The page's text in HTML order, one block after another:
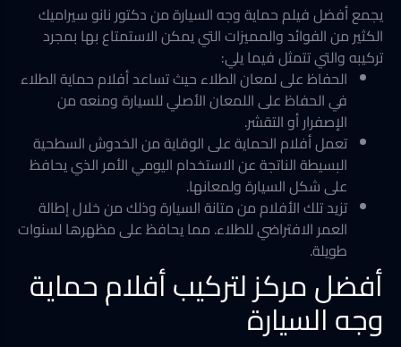
يجمع أفضل فيلم حماية وجه السيارة من دكتور نانو سيراميك
الكثير من الفوائد والمميزات التي يمكن الاستمتاع بها بمجرد
تركيبه والتي تتمثل فيما يلي:
الحفاظ على لمعان الطلاء حيث تساعد أفلام حماية الطلاء
في الحفاظ على اللمعان الأصلي للسيارة ومنعه من
الإصفرار أو التقشر.
تعمل أفلام الحماية على الوقاية من الخدوش السطحية
البسيطة الناتجة عن الاستخدام اليومي الأمر الذي يحافظ
على شكل السيارة ولمعانها.
تزيد تلك الأفلام من متانة السيارة وذلك من خلال إطالة
العمر الافتراضي للطلاء. مما يحافظ على مظهرها لسنوات
طويلة.
أفضل مركز لتركيب أفلام حماية
وجه السيارة